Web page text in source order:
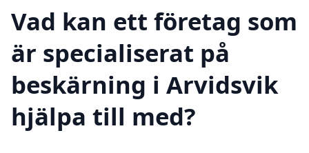
Vad kan ett företag som
är specialiserat på
beskärning i Arvidsvik
hjälpa till med?